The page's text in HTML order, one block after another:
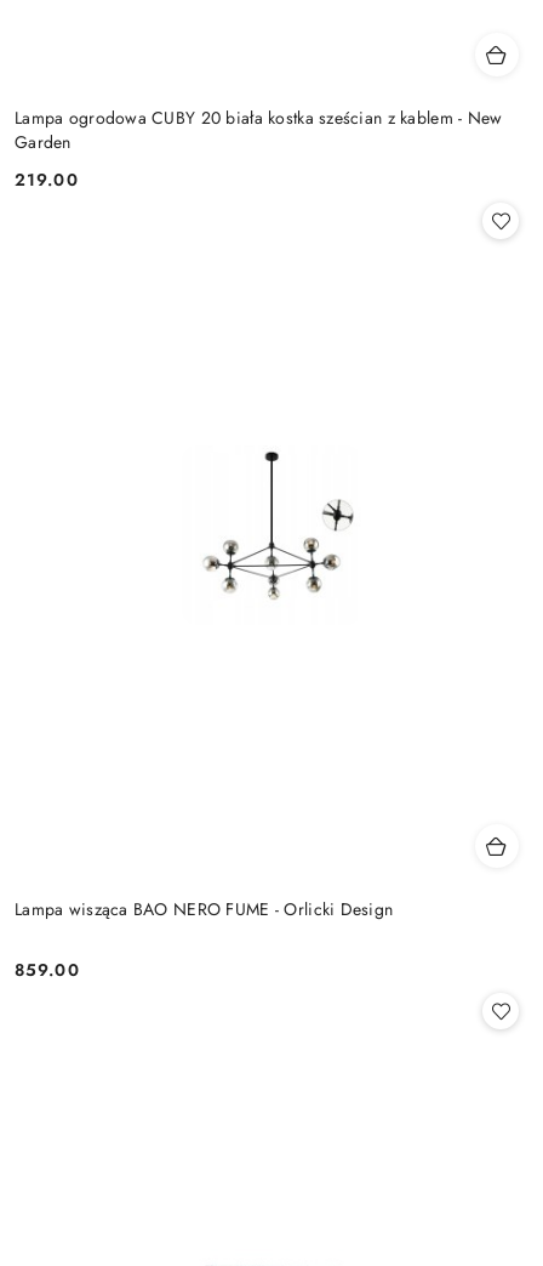
Lampa ogrodowa CUBY 20 biała kostka sześcian z kablem - New
Garden
Cena:
219.00
Lampa wisząca BAO NERO FUME - Orlicki Design
Cena:
859.00